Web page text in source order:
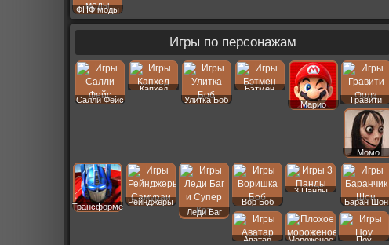
ФНФ моды
Игры по персонажам
Салли Фейс
Капхед
Улитка Боб
Бэтмен
Марио
Гравити
Фолз
Момо
Трансформеры
Рейнджеры
Леди Баг
Вор Боб
3 Панды
Баран Шон
Аватар Мороженое Поу